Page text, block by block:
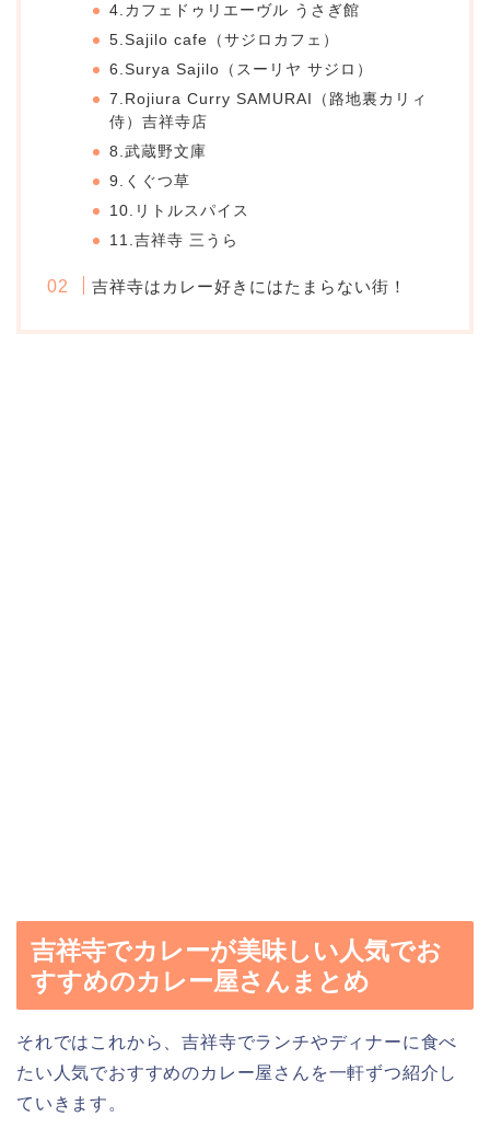
4.カフェドゥリエーヴル うさぎ館
5.Sajilo cafe（サジロカフェ）
6.Surya Sajilo（スーリヤ サジロ）
7.Rojiura Curry SAMURAI（路地裏カリィ
侍）吉祥寺店
8.武蔵野文庫
9.くぐつ草
10.リトルスパイス
11.吉祥寺 三うら
吉祥寺はカレー好きにはたまらない街！
吉祥寺でカレーが美味しい人気でお
すすめのカレー屋さんまとめ
それではこれから、吉祥寺でランチやディナーに食べ
たい人気でおすすめのカレー屋さんを一軒ずつ紹介し
ていきます。